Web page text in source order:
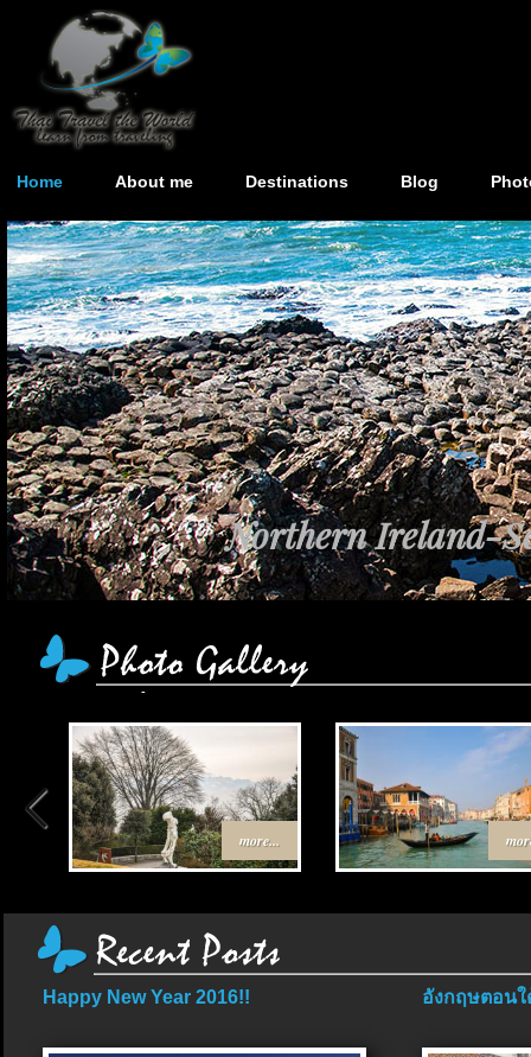
Home About me Destinations Blog
Northern Ireland-
more...
Happy New Year 2016!! อังกฤษตอนใ